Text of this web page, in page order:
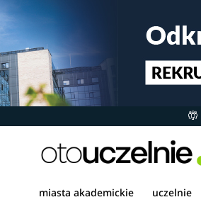
miasta akademickie uczelnie